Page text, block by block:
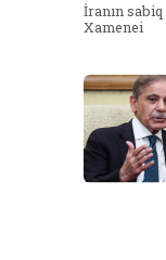
İranın
Xamenei